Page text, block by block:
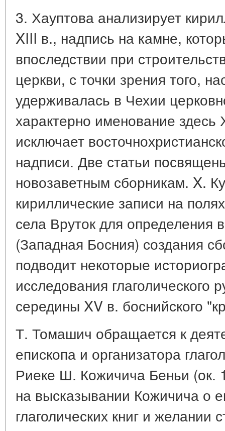
3. Хауптова анализирует
XIII в., надпись на камне,
впоследствии при
церкви, с точки зрения того,
удерживалась в Чехии
характерно именование здесь
исключает
надписи. Две статьи
новозаветным сборникам. X.
кириллические записи на
села Вруток для определения
(Западная Босния) создания
подводит некоторые
исследования глаголического
середины XV в. боснийского
Т. Томашич обращается к
епископа и организатора
Риеке Ш. Кожичича Беньи (ок.
на высказывании Кожичича о
глаголических книг и желании